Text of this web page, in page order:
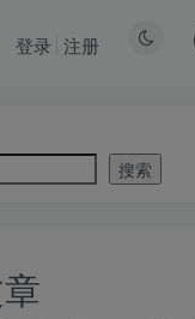
登录 注册
搜索